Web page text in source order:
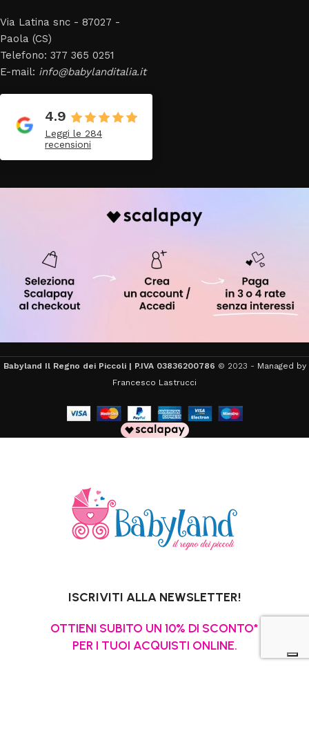
Via Latina snc - 87027 -
Paola (CS)
Telefono: 377 365 0251
E-mail: info@babylanditalia.it
4.9
Leggi le 284
recensioni
Babyland Il Regno dei Piccoli | P.IVA 03836200786 © 2023 - Managed by
Francesco Lastrucci
ISCRIVITI ALLA NEWSLETTER!
OTTIENI SUBITO UN 10% DI SCONTO*
PER I TUOI ACQUISTI ONLINE.